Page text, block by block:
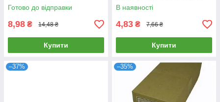
Готово до відправки
8,98 ₴ 14,48 ₴
Купити
В наявності
4,83 ₴ 7,66 ₴
Купити
–37% –35%